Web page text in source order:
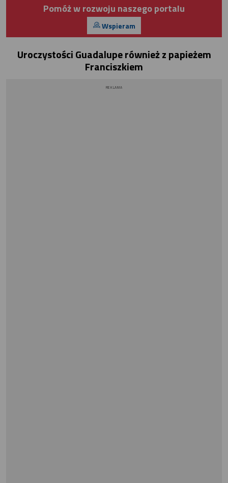
Pomóż w rozwoju naszego portalu
Wspieram
Uroczystości Guadalupe również z papieżem
Franciszkiem
REKLAMA